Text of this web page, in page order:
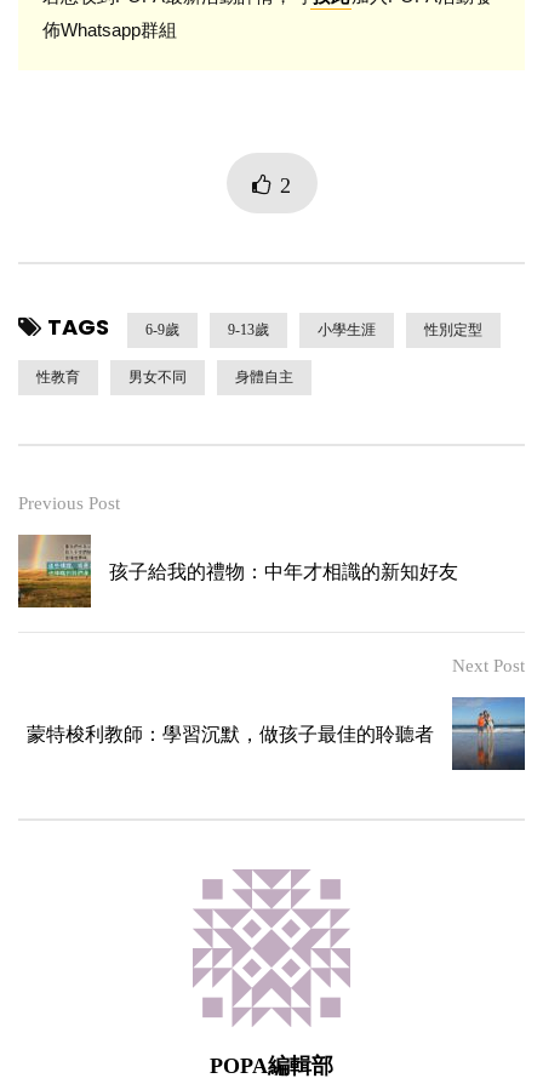
佈Whatsapp群組
2
TAGS 6-9歲 9-13歲 小學生涯 性別定型
性教育 男女不同 身體自主
Previous Post
孩子給我的禮物：中年才相識的新知好友
Next Post
蒙特梭利教師：學習沉默，做孩子最佳的聆聽者
POPA編輯部